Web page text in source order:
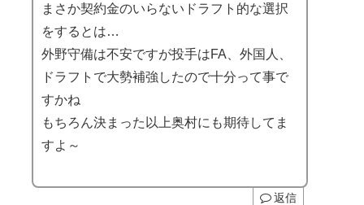
まさか契約金のいらないドラフト的な選択
をするとは…
外野守備は不安ですが投手はFA、外国人、
ドラフトで大勢補強したので十分って事で
すかね
もちろん決まった以上奥村にも期待してま
すよ～
返信